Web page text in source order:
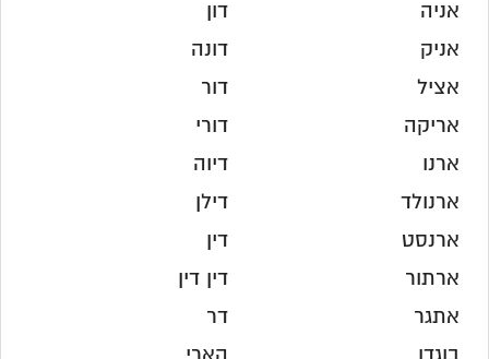
אניה
אניק
אציל
אריקה
ארנו
ארנולד
ארנסט
ארתור
אתגר
בוגדן
דון
דונה
דור
דורי
דיוה
דילן
דין
דין דין
דר
הארי